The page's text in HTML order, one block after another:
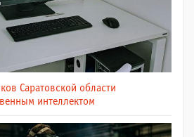
Саратовской области
интеллектом